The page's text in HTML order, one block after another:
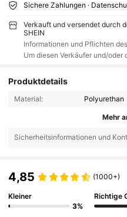
Sichere Zahlungen ·
Verkauft und versendet durch
SHEIN
Informationen und Pflichten
Um diesen Verkäufer und/oder
Produktdetails
Material: Polyurethan
Mehr
Sicherheitsinformationen und
4,85 (1000+)
Kleiner
3%
Richtige